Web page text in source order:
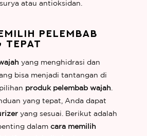
atau antioksidan.
PELEMBAB
TEPAT
yang menghidrasi dan
bisa menjadi tantangan di
produk pelembab wajah
yang tepat, Anda dapat
yang sesuai. Berikut adalah
dalam cara memilih